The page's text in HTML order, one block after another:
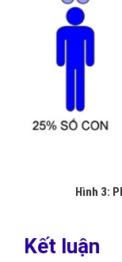
Hình 3:
Kết luận